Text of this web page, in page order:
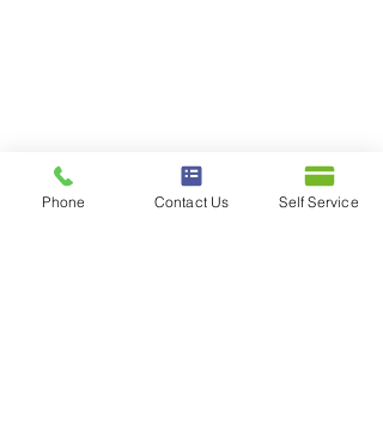
Phone Contact Us Self Service